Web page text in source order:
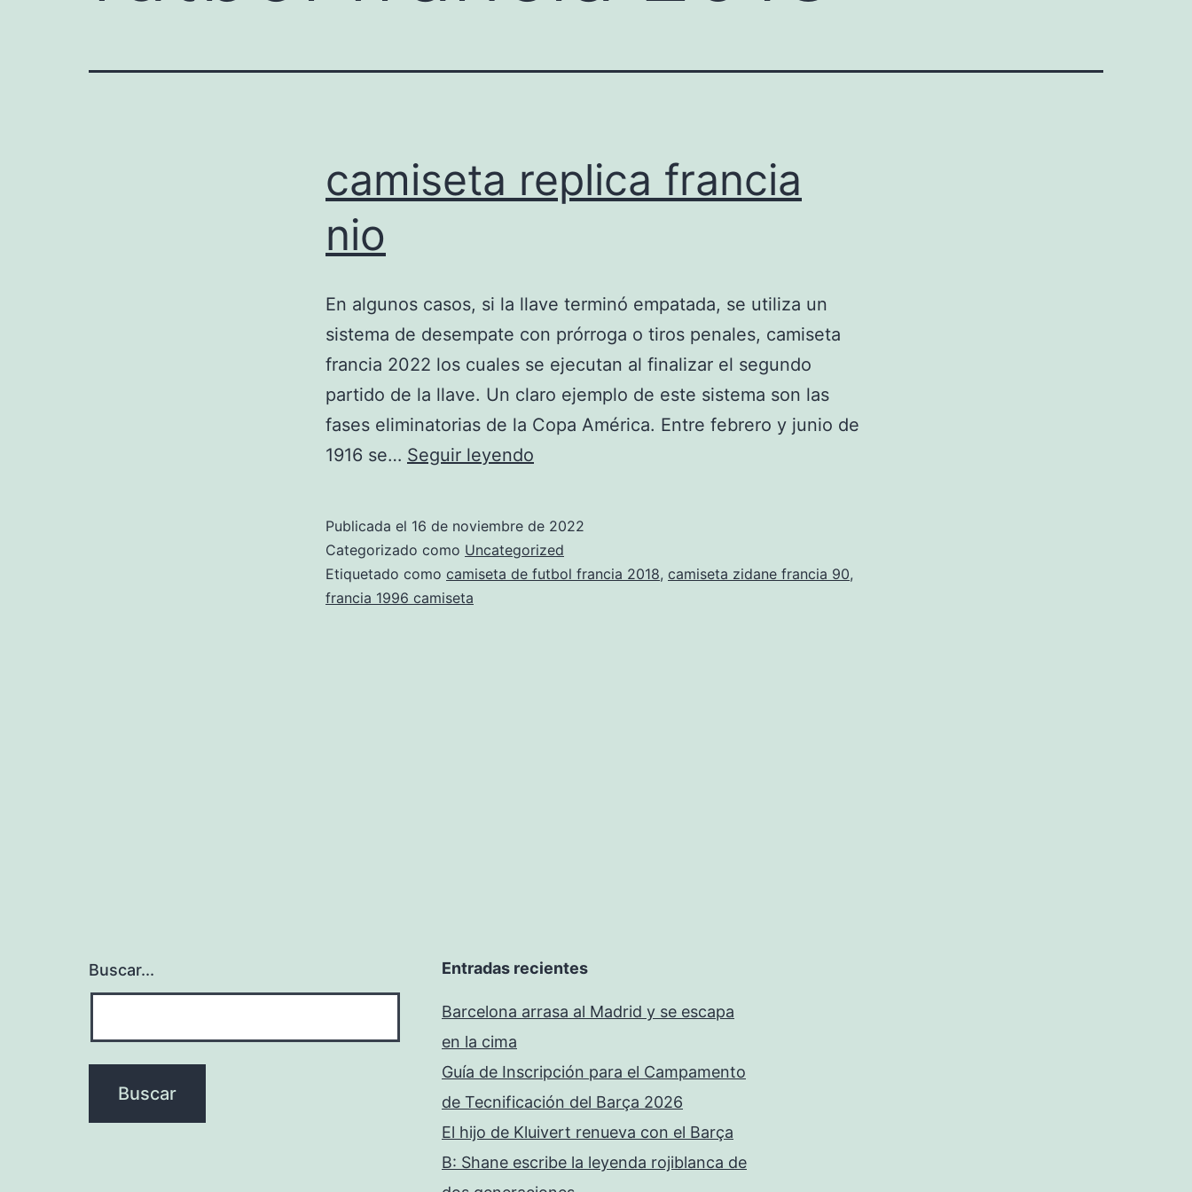
camiseta replica francia
nio
En algunos casos, si la llave terminó empatada, se utiliza un
sistema de desempate con prórroga o tiros penales, camiseta
francia 2022 los cuales se ejecutan al finalizar el segundo
partido de la llave. Un claro ejemplo de este sistema son las
fases eliminatorias de la Copa América. Entre febrero y junio de
1916 se… Seguir leyendo
nio
Publicada el 16 de noviembre de 2022
Categorizado como Uncategorized
Etiquetado como camiseta de futbol francia 2018, camiseta zidane francia 90,
francia 1996 camiseta
Buscar... Entradas recientes
Barcelona arrasa al Madrid y se escapa
en la cima
Guía de Inscripción para el Campamento
de Tecnificación del Barça 2026
El hijo de Kluivert renueva con el Barça
B: Shane escribe la leyenda rojiblanca de